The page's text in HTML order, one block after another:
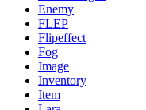
Enemy
FLEP
Flipeffect
Fog
Image
Inventory
Item